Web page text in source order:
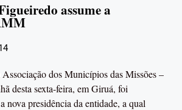
assume a
dos Municípios das Missões –
desta sexta-feira, em Giruá, foi
nova presidência da entidade, a qual